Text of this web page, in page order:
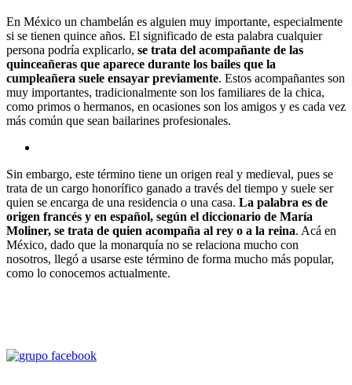
En México un chambelán es alguien muy importante, especialmente
si se tienen quince años. El significado de esta palabra cualquier
persona podría explicarlo, se trata del acompañante de las
quinceañeras que aparece durante los bailes que la
cumpleañera suele ensayar previamente. Estos acompañantes son
muy importantes, tradicionalmente son los familiares de la chica,
como primos o hermanos, en ocasiones son los amigos y es cada vez
más común que sean bailarines profesionales.
Sin embargo, este término tiene un origen real y medieval, pues se
trata de un cargo honorífico ganado a través del tiempo y suele ser
quien se encarga de una residencia o una casa. La palabra es de
origen francés y en español, según el diccionario de María
Moliner, se trata de quien acompaña al rey o a la reina. Acá en
México, dado que la monarquía no se relaciona mucho con
nosotros, llegó a usarse este término de forma mucho más popular,
como lo conocemos actualmente.